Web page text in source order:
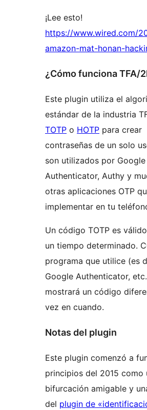
¡Lee esto!
https://www.wired.com/
amazon-mat-honan-
¿Cómo funciona TFA/
Este plugin utiliza el
estándar de la industria
TOTP o HOTP para crear
contraseñas de un solo
son utilizados por Google
Authenticator, Authy y
otras aplicaciones OTP
implementar en tu
Un código TOTP es
un tiempo determinado.
programa que utilice (es
Google Authenticator,
mostrará un código
vez en cuando.
Notas del plugin
Este plugin comenzó a
principios del 2015 como
bifurcación amigable y
del plugin de